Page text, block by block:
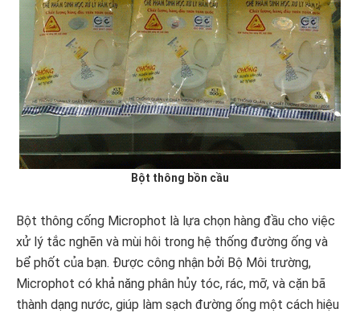
Bột thông bồn cầu
Bột thông cống Microphot là lựa chọn hàng đầu cho việc
xử lý tắc nghẽn và mùi hôi trong hệ thống đường ống và
bể phốt của bạn. Được công nhận bởi Bộ Môi trường,
Microphot có khả năng phân hủy tóc, rác, mỡ, và cặn bã
thành dạng nước, giúp làm sạch đường ống một cách hiệu